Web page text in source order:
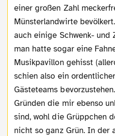
einer großen Zahl
Münsterlandwirte
auch einige Schwenk- und
man hatte sogar eine
Musikpavillon gehisst
schien also ein
Gästeteams
Gründen die mir ebenso
sind, wohl die Grüppchen
nicht so ganz Grün. In der